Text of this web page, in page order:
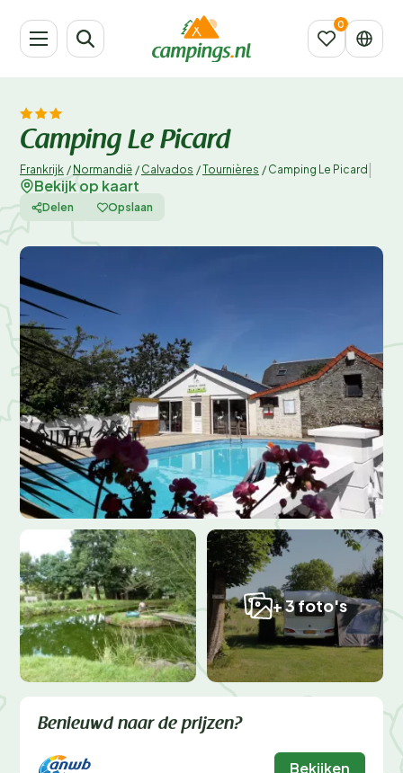
Camping Le Picard
Frankrijk / Normandië / Calvados /Tournières / Camping Le Picard
Bekijk op kaart
Delen Opslaan
+ 3 foto's
Benieuwd naar de prijzen?
Bekijken